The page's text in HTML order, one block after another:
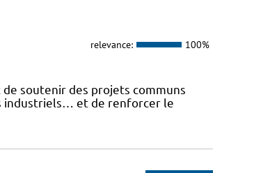
relevance: 100%
de soutenir des projets communs
industriels… et de renforcer le